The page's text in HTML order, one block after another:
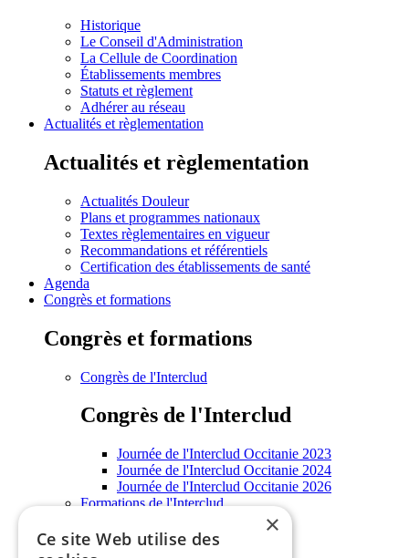
Historique
Le Conseil d'Administration
La Cellule de Coordination
Établissements membres
Statuts et règlement
Adhérer au réseau
Actualités et règlementation
Actualités et règlementation
Actualités Douleur
Plans et programmes nationaux
Textes règlementaires en vigueur
Recommandations et référentiels
Certification des établissements de santé
Agenda
Congrès et formations
Congrès et formations
Congrès de l'Interclud
Congrès de l'Interclud
Journée de l'Interclud Occitanie 2023
Journée de l'Interclud Occitanie 2024
Journée de l'Interclud Occitanie 2026
Formations de l'Interclud
Informations grand public
×
Ce site Web utilise des